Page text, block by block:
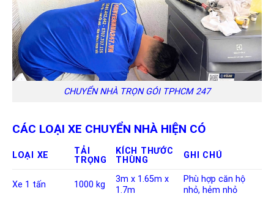
CHUYỂN NHÀ TRỌN GÓI TPHCM 247
CÁC LOẠI XE CHUYỂN NHÀ HIỆN CÓ
LOẠI XE
TẢI
TRỌNG
KÍCH THƯỚC
THÙNG
GHI CHÚ
Xe 1 tấn 1000 kg
3m x 1.65m x
1.7m
Phù hợp căn hộ
nhỏ, hẻm nhỏ